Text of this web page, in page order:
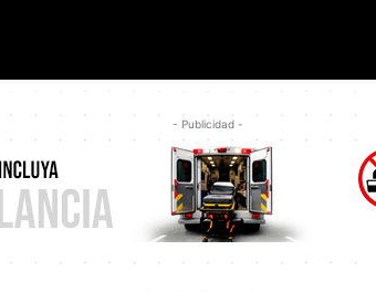
- Publicidad -